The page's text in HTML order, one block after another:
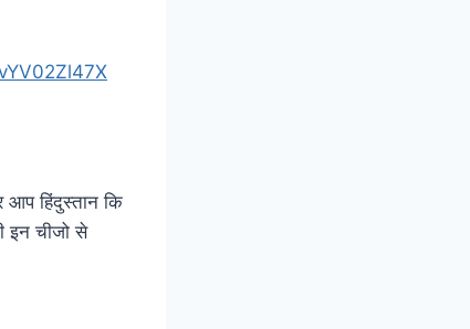
हिंदुस्तान कि
इन चीजो से